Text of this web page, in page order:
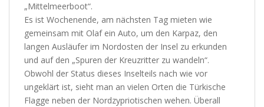
„Mittelmeerboot“.
Es ist Wochenende, am nächsten Tag mieten wie
gemeinsam mit Olaf ein Auto, um den Karpaz, den
langen Ausläufer im Nordosten der Insel zu erkunden
und auf den „Spuren der Kreuzritter zu wandeln“.
Obwohl der Status dieses Inselteils nach wie vor
ungeklärt ist, sieht man an vielen Orten die Türkische
Flagge neben der Nordzypriotischen wehen. Überall